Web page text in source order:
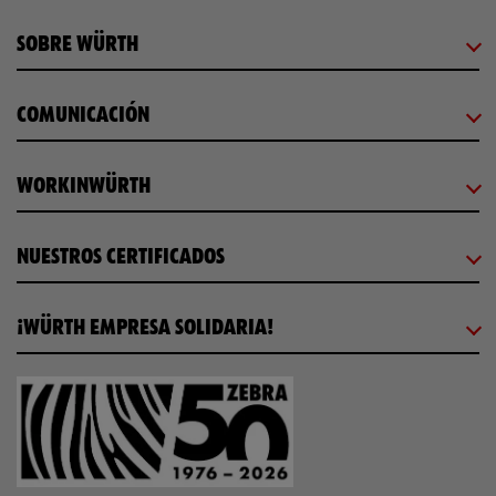
SOBRE WÜRTH
COMUNICACIÓN
WORKINWÜRTH
NUESTROS CERTIFICADOS
¡WÜRTH EMPRESA SOLIDARIA!